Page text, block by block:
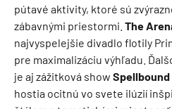
pútavé aktivity, ktoré sú
zábavnými priestormi. The
najvyspelejšie divadlo flotily
pre maximalizáciu výhľadu.
je aj zážitková show Spellbound
hostia ocitnú vo svete ilúzií